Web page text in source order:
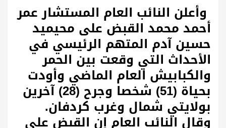
وأعلن النائب العام المستشار عمر
أحمد محمد القبض على محيميد
حسين آدم المتهم الرئيسي في
الأحداث التي وقعت بين الحمر
والكبابيش العام الماضي وأودت
بحياة (51) شخصا وجرح (28) آخرين
بولايتي شمال وغرب كردفان.
وقال النائب العام إن القبض على